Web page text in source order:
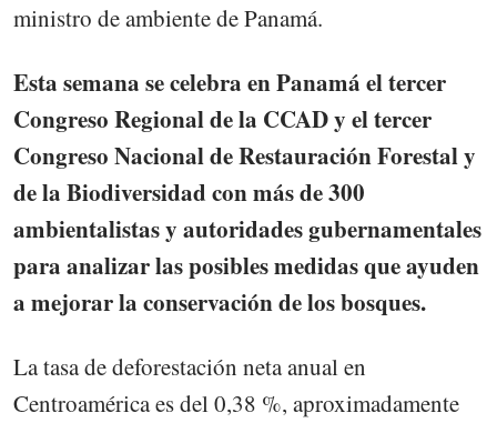
ministro de ambiente de Panamá.
Esta semana se celebra en Panamá el tercer
Congreso Regional de la CCAD y el tercer
Congreso Nacional de Restauración Forestal y
de la Biodiversidad con más de 300
ambientalistas y autoridades gubernamentales
para analizar las posibles medidas que ayuden
a mejorar la conservación de los bosques.
La tasa de deforestación neta anual en
Centroamérica es del 0,38 %, aproximadamente